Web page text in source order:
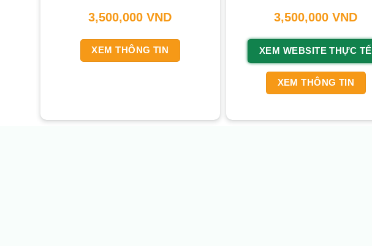
3,500,000VND
XEM THÔNG TIN
3,500,000VND
XEM WEBSITE THỰC TẾ
XEM THÔNG TIN